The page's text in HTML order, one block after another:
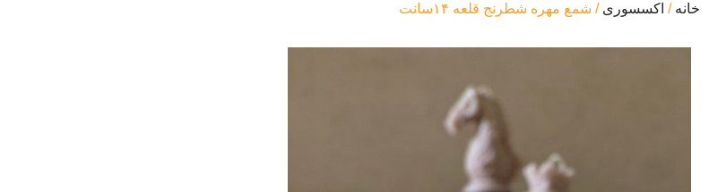
خانه / اکسسوری / شمع مهره شطرنج قلعه ۱۴سانت